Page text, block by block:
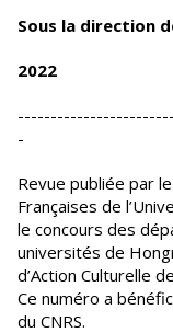
Sous la direction
2022
-
Revue publiée par
Françaises de
le concours des
universités de
d’Action Culturelle
Ce numéro a
du CNRS.